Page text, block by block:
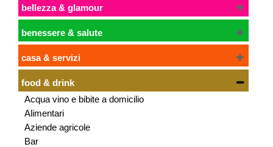
bellezza & glamour
benessere & salute
casa & servizi
food & drink
Acqua vino e bibite a domicilio
Alimentari
Aziende agricole
Bar